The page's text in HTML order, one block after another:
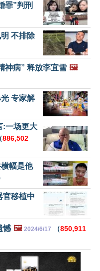
罪”判刑
不排除
神病” 释放李宜雪 🖼️
专家解
:一场更大
（886,502
幅是他
官移植中
憾 🖼️ 2024/6/17 （850,911